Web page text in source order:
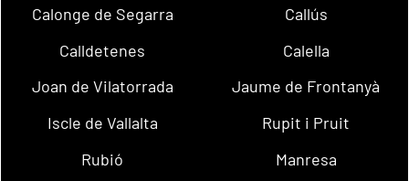
Calonge de Segarra
Callús
Calldetenes
Calella
Joan de Vilatorrada
Jaume de Frontanyà
Iscle de Vallalta
Rupit i Pruit
Rubió
Manresa